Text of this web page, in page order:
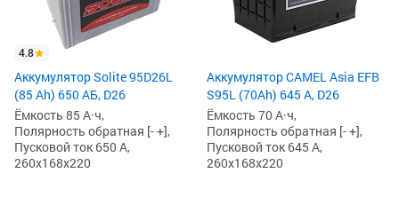
4.8
Аккумулятор Solite 95D26L
(85 Ah) 650 АБ, D26
Ёмкость 85 А·ч,
Полярность обратная [- +],
Пусковой ток 650 А,
260x168x220
Аккумулятор CAMEL Asia EFB
S95L (70Ah) 645 А, D26
Ёмкость 70 А·ч,
Полярность обратная [- +],
Пусковой ток 645 А,
260x168x220